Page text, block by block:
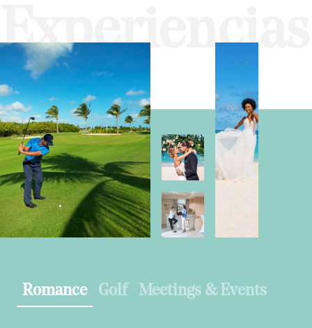
Experiencias
Romance Golf Meetings & Events